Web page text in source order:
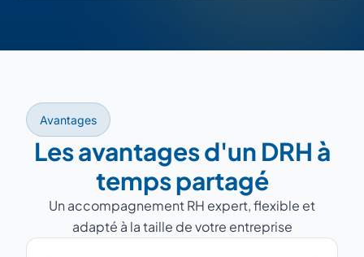
Avantages
Les avantages d'un DRH à
temps partagé
Un accompagnement RH expert, flexible et
adapté à la taille de votre entreprise